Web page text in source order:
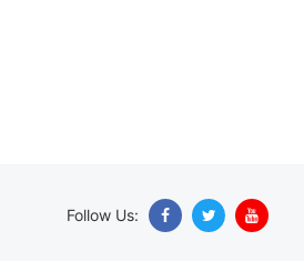
Follow Us: